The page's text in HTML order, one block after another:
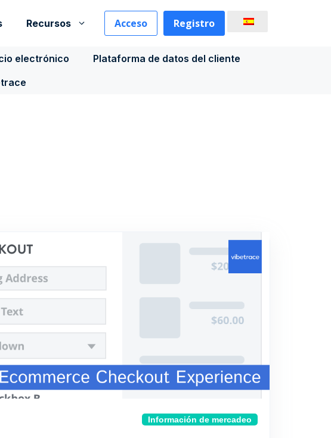
Recursos Acceso Registro
electrónico
Plataforma de datos del cliente
Información de mercadeo